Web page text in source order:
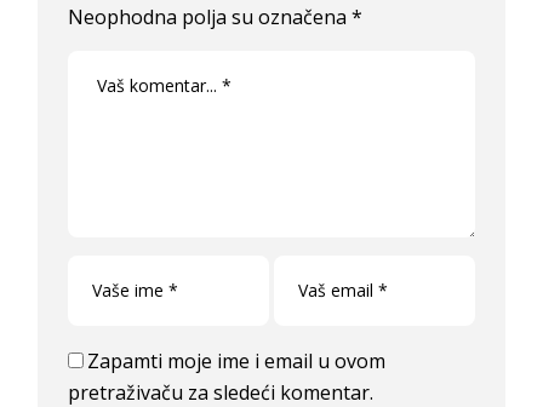
Neophodna polja su označena*
Zapamti moje ime i email u ovom
pretraživaču za sledeći komentar.